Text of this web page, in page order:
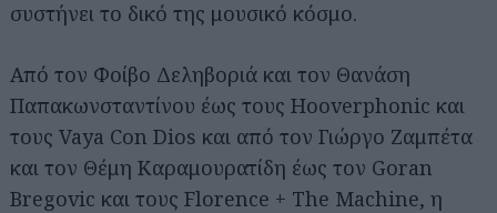
συστήνει το δικό της μουσικό κόσμο.
Από τον Φοίβο Δεληβοριά και τον Θανάση
Παπακωνσταντίνου έως τους Hooverphonic και
τους Vaya Con Dios και από τον Γιώργο Ζαμπέτα
και τον Θέμη Καραμουρατίδη έως τον Goran
Bregovic και τους Florence + The Machine, η